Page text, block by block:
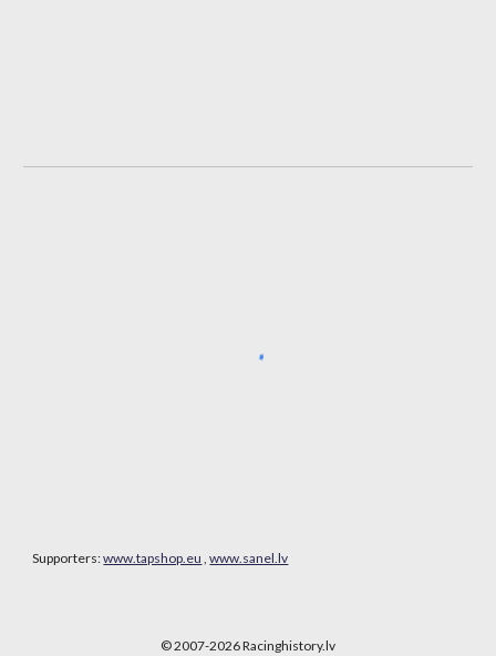
Supporters:www.tapshop.eu ,www.sanel.lv
© 2007-2026Racinghistory.lv